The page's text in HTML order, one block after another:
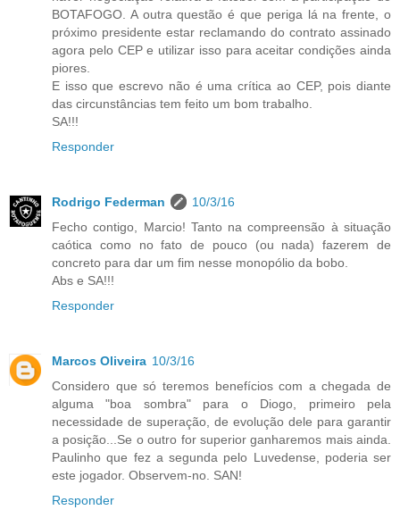
BOTAFOGO. A outra questão é que periga lá na frente, o
próximo presidente estar reclamando do contrato assinado
agora pelo CEP e utilizar isso para aceitar condições ainda
piores.
E isso que escrevo não é uma crítica ao CEP, pois diante
das circunstâncias tem feito um bom trabalho.
SA!!!
Responder
Rodrigo Federman
10/3/16
Fecho contigo, Marcio! Tanto na compreensão à situação
caótica como no fato de pouco (ou nada) fazerem de
concreto para dar um fim nesse monopólio da bobo.
Abs e SA!!!
Responder
Marcos Oliveira 10/3/16
Considero que só teremos benefícios com a chegada de
alguma "boa sombra" para o Diogo, primeiro pela
necessidade de superação, de evolução dele para garantir
a posição...Se o outro for superior ganharemos mais ainda.
Paulinho que fez a segunda pelo Luvedense, poderia ser
este jogador. Observem-no. SAN!
Responder